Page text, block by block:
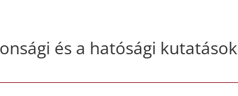
és a hatósági kutatások